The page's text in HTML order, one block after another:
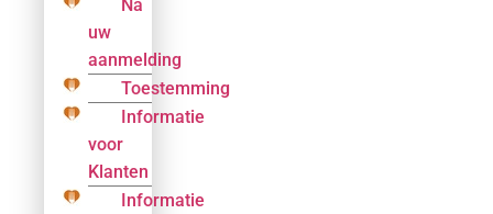
Na
uw
aanmelding
Toestemming
Informatie
voor
Klanten
Informatie